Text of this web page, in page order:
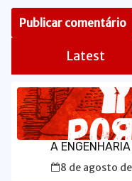
Latest
A
8 de agosto